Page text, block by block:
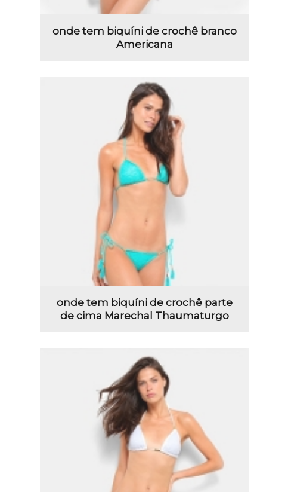
onde tem biquíni de crochê branco
Americana
onde tem biquíni de crochê parte
de cima Marechal Thaumaturgo